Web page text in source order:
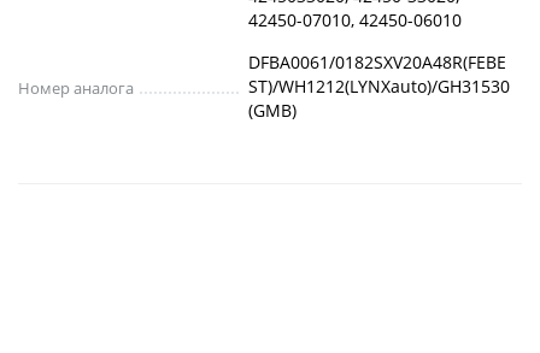
42450-07010, 42450-06010
Номер аналога
DFBA0061/0182SXV20A48R(FEBE
ST)/WH1212(LYNXauto)/GH31530
(GMB)